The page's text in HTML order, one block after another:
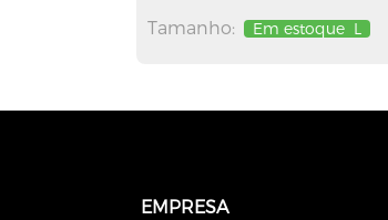
Tamanho: Em estoque L
EMPRESA